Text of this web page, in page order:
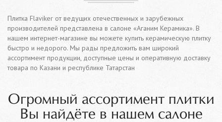
Плитка Flaviker от ведущих отечественных и зарубежных
производителей представлена в салоне «Аганим Керамика». В
нашем интернет-магазине вы можете купить керамическую плитку
быстро и недорого. Мы рады предложить вам широкий
ассортимент продукции, доступные цены и оперативную доставку
товара по Казани и республике Татарстан
Огромный ассортимент плитки
Вы найдёте в нашем салоне